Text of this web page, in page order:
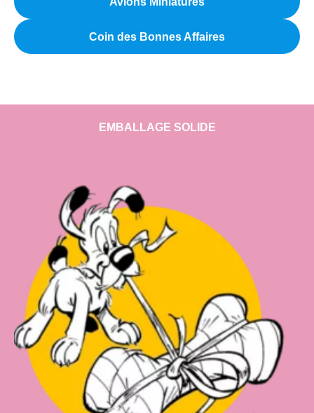
Coin des Bonnes Affaires
EMBALLAGE SOLIDE